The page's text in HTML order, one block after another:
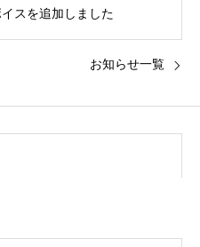
スを追加しました
お知らせ一覧